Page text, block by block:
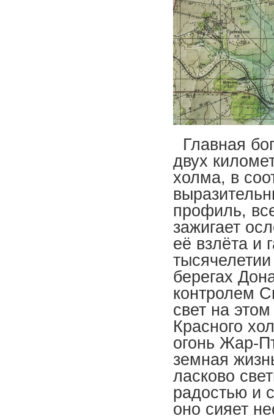
Главная
двух
холма, в
профиль,
зажигает
её взлёта и
берегах
контролем
свет на
Красного
огонь Жар-
земная
ласково
радостью и
оно сияет